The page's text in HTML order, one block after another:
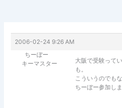
2006-02-24 9:26 AM
ちーぼー
キーマスター
大阪で受験って
も。
こういうのでも
ちーぼー参加しま